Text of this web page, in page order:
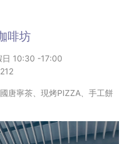
啡坊
日 10:30 -17:00
唐寧茶、現烤PIZZA、手工餅